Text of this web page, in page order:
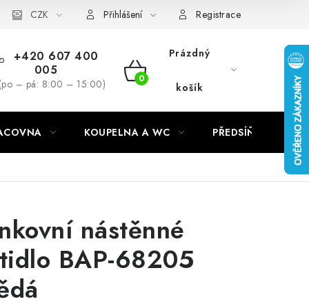
CZK Přihlášení Registrace
+420 607 400
005
– pá: 8:00 – 15:00)
NÁKUPNÍ
Prázdný
košík
KOUPELNA A WC PŘEDSÍŇ
nástěnné
BAP-68205